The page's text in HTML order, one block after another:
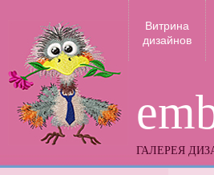
ГАЛЕРЕЯ
Витрина
дизайнов